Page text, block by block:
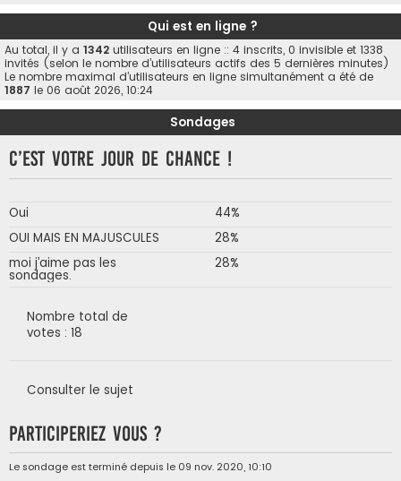
Qui est en ligne ?
Au total, il y a 1342 utilisateurs en ligne :: 4 inscrits, 0 invisible et 1338
invités (selon le nombre d’utilisateurs actifs des 5 dernières minutes)
Le nombre maximal d’utilisateurs en ligne simultanément a été de
1887 le 06 août 2026, 10:24
Sondages
C’est votre jour de chance !
Oui
44%
OUI MAIS EN MAJUSCULES
28%
moi j’aime pas les
sondages.
28%
Nombre total de
votes : 18
Consulter le sujet
Participeriez vous ?
Le sondage est terminé depuis le 09 nov. 2020, 10:10